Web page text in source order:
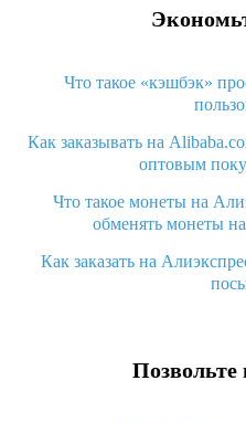
Что такое «кэшбэк»
Как заказывать на
оптовым
Что такое монеты на
обменять монеты
Как заказать на
Что значит статус «Заказ
Что делать, если